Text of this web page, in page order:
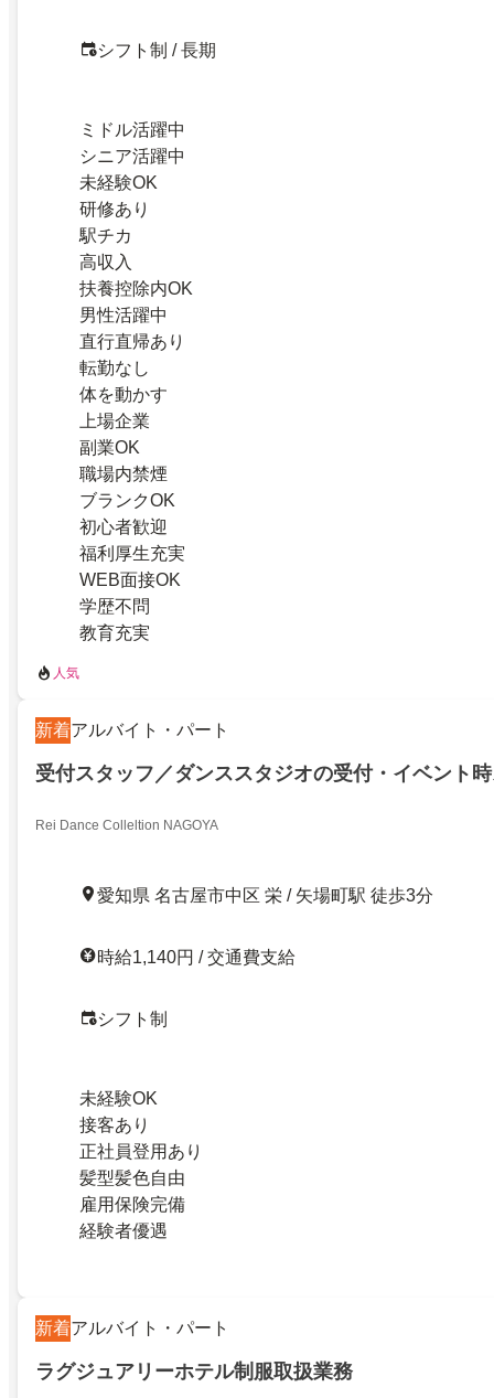
シフト制 / 長期
ミドル活躍中
シニア活躍中
未経験OK
研修あり
駅チカ
高収入
扶養控除内OK
男性活躍中
直行直帰あり
転勤なし
体を動かす
上場企業
副業OK
職場内禁煙
ブランクOK
初心者歓迎
福利厚生充実
WEB面接OK
学歴不問
教育充実
人気
新着アルバイト・パート
受付スタッフ／ダンススタジオの受付・イベント
Rei Dance Colleltion NAGOYA
愛知県 名古屋市中区 栄 / 矢場町駅 徒歩3分
時給1,140円 / 交通費支給
シフト制
未経験OK
接客あり
正社員登用あり
髪型髪色自由
雇用保険完備
経験者優遇
新着アルバイト・パート
ラグジュアリーホテル制服取扱業務